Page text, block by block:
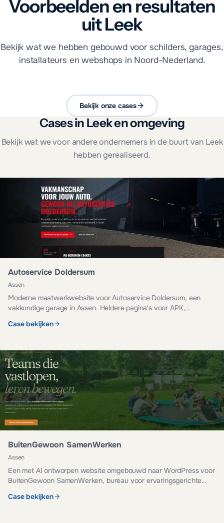
Voorbeelden en resultaten
uit Leek
Bekijk wat we hebben gebouwd voor schilders, garages,
installateurs en webshops in Noord-Nederland.
Bekijk onze cases
Cases in Leek en omgeving
Bekijk wat we voor andere ondernemers in de buurt van Leek
hebben gerealiseerd.
Autoservice Doldersum
Assen
Moderne maatwerkwebsite voor Autoservice Doldersum, een
vakkundige garage in Assen. Heldere pagina's voor APK,
Case bekijken
BuitenGewoon SamenWerken
Assen
Een met AI ontworpen website omgebouwd naar WordPress voor
BuitenGewoon SamenWerken, bureau voor ervaringsgerichte
Case bekijken